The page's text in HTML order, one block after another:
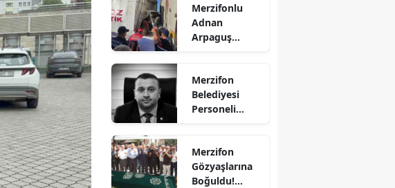
Bilecik
Bitlis
Bolu
Bursa
Merzifonlu
Adnan
Arpaguş
Hayatını
Kaybetti
Merzifon
Belediyesi
Personeli
Hayatını
Kaybetti
Merzifon
Gözyaşlarına
Boğuldu!